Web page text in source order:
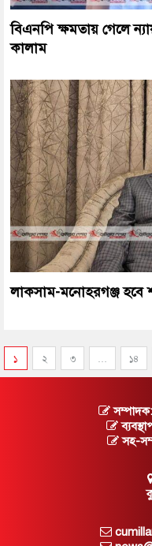
বিএনপি ক্ষমতায় গেলে
কালাম
লাকসাম-মনোহরগঞ্জ হবে
১ ২ ৩ … ১৪
সহ-